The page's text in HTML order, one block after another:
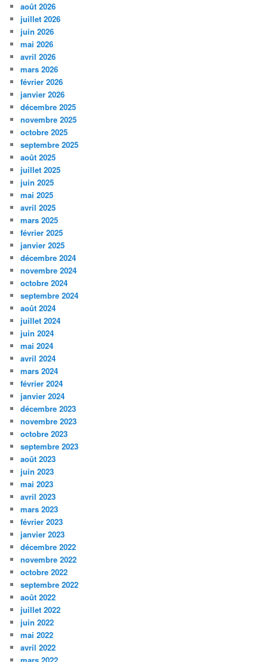
août 2026
juillet 2026
juin 2026
mai 2026
avril 2026
mars 2026
février 2026
janvier 2026
décembre 2025
novembre 2025
octobre 2025
septembre 2025
août 2025
juillet 2025
juin 2025
mai 2025
avril 2025
mars 2025
février 2025
janvier 2025
décembre 2024
novembre 2024
octobre 2024
septembre 2024
août 2024
juillet 2024
juin 2024
mai 2024
avril 2024
mars 2024
février 2024
janvier 2024
décembre 2023
novembre 2023
octobre 2023
septembre 2023
août 2023
juin 2023
mai 2023
avril 2023
mars 2023
février 2023
janvier 2023
décembre 2022
novembre 2022
octobre 2022
septembre 2022
août 2022
juillet 2022
juin 2022
mai 2022
avril 2022